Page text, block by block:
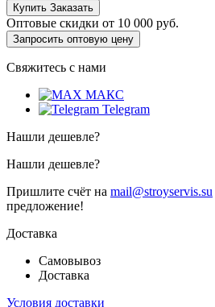
Купить Заказать
Оптовые скидки от 10 000 руб.
Запросить оптовую цену
Свяжитесь с нами
МАКС
Telegram
Нашли дешевле?
Нашли дешевле?
Пришлите счёт на mail@stroyservis.su
предложение!
Доставка
Самовывоз
Доставка
Условия доставки